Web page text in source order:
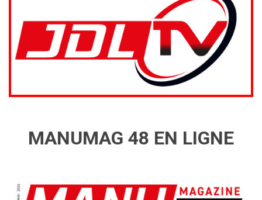
MANUMAG 48 EN LIGNE